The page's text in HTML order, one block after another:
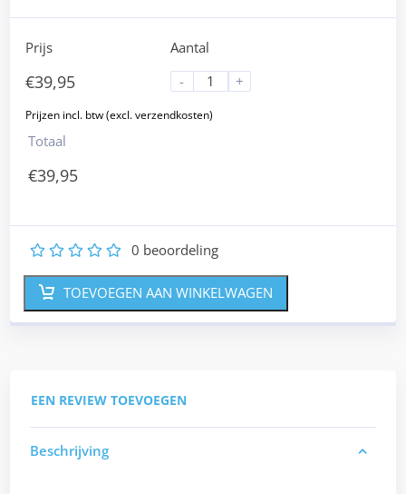
Prijs
€39,95
Aantal
-
+
Totaal
€39,95
5
4
3
2 0 beoordeling
TOEVOEGEN AAN WINKELWAGEN
EEN REVIEW TOEVOEGEN
Beschrijving